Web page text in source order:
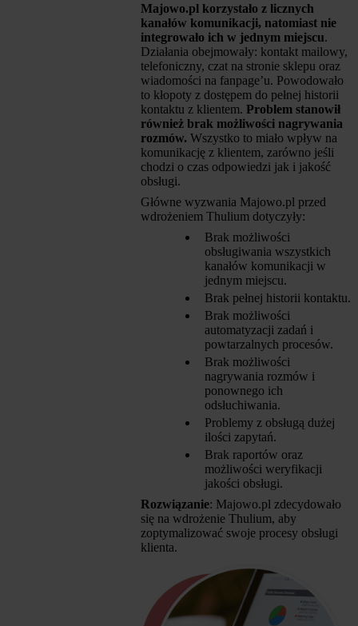
Majowo.pl korzystało z licznych
kanałów komunikacji, natomiast nie
integrowało ich w jednym miejscu.
Działania obejmowały: kontakt mailowy,
telefoniczny, czat na stronie sklepu oraz
wiadomości na fanpage’u. Powodowało
to kłopoty z dostępem do pełnej historii
kontaktu z klientem. Problem stanowił
również brak możliwości nagrywania
rozmów. Wszystko to miało wpływ na
komunikację z klientem, zarówno jeśli
chodzi o czas odpowiedzi jak i jakość
obsługi.
Główne wyzwania Majowo.pl przed
wdrożeniem Thulium dotyczyły:
Brak możliwości
obsługiwania wszystkich
kanałów komunikacji w
jednym miejscu.
Brak pełnej historii kontaktu.
Brak możliwości
automatyzacji zadań i
powtarzalnych procesów.
Brak możliwości
nagrywania rozmów i
ponownego ich
odsłuchiwania.
Problemy z obsługą dużej
ilości zapytań.
Brak raportów oraz
możliwości weryfikacji
jakości obsługi.
Rozwiązanie: Majowo.pl zdecydowało
się na wdrożenie Thulium, aby
zoptymalizować swoje procesy obsługi
klienta.